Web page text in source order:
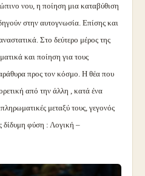
νου, η ποίηση μια καταβύθιση
στην αυτογνωσία. Επίσης και
Στο δεύτερο μέρος της
και ποίηση για τους
προς τον κόσμο. Η θέα που
από την άλλη , κατά ένα
μεταξύ τους, γεγονός
δίδυμη φύση : Λογική –